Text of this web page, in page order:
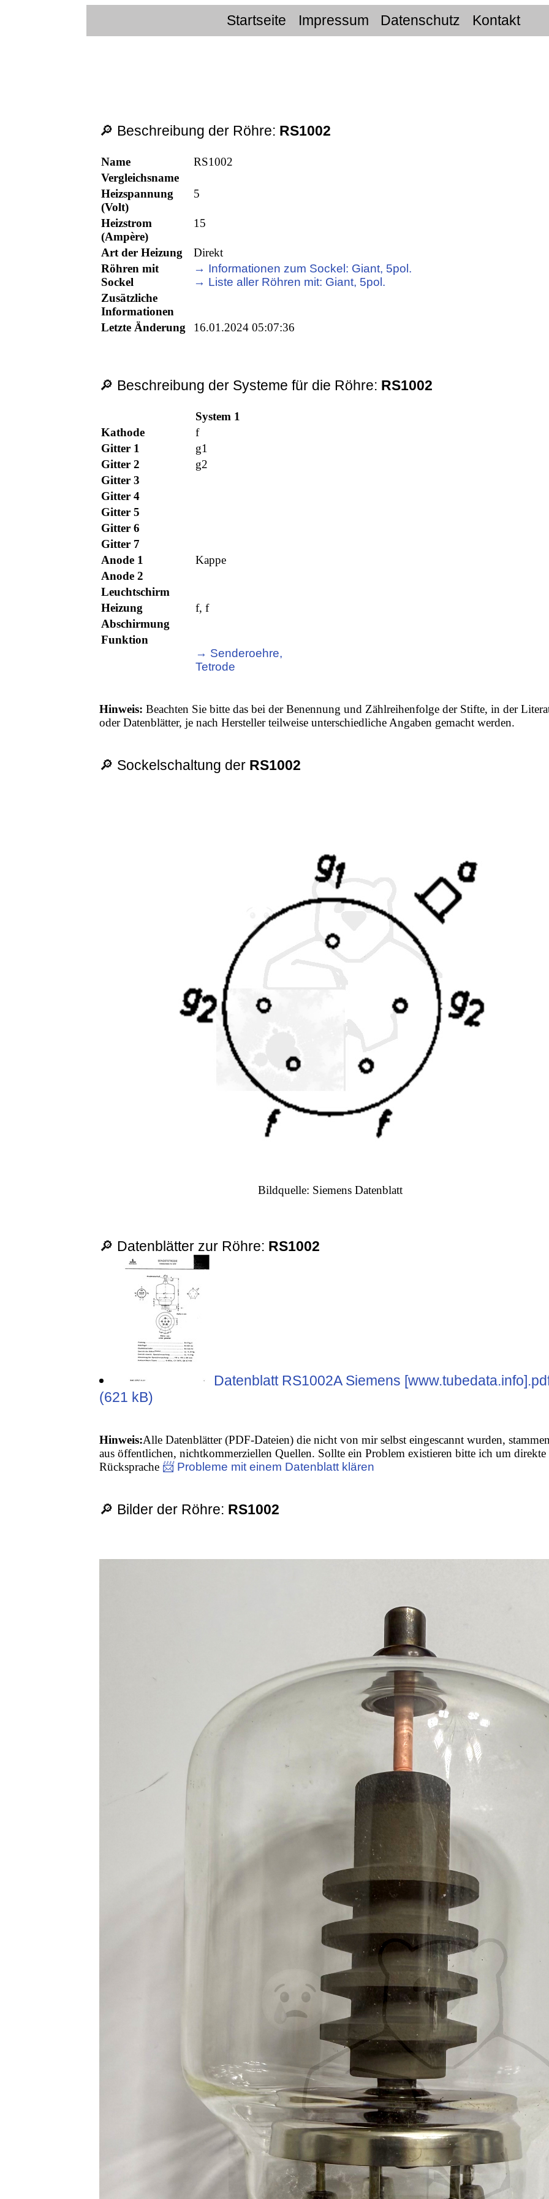
Startseite Impressum Datenschutz Kontakt
🔎 Beschreibung der Röhre: RS1002
Name
RS1002
Vergleichsname
Heizspannung
(Volt)
5
Heizstrom
(Ampère)
15
Art der Heizung
Direkt
Röhren mit
Sockel
→ Informationen zum Sockel: Giant, 5pol.
→ Liste aller Röhren mit: Giant, 5pol.
Zusätzliche
Informationen
Letzte Änderung
16.01.2024 05:07:36
🔎 Beschreibung der Systeme für die Röhre: RS1002
System 1
Kathode
f
Gitter 1
g1
Gitter 2
g2
Gitter 3
Gitter 4
Gitter 5
Gitter 6
Gitter 7
Anode 1
Kappe
Anode 2
Leuchtschirm
Heizung
f, f
Abschirmung
Funktion
→ Senderoehre,
Tetrode
Hinweis: Beachten Sie bitte das bei der Benennung und Zählreihenfolge der Stifte, in der
oder Datenblätter, je nach Hersteller teilweise unterschiedliche Angaben gemacht werden.
🔎 Sockelschaltung der RS1002
Bildquelle: Siemens Datenblatt
🔎 Datenblätter zur Röhre: RS1002
Datenblatt RS1002A Siemens
(621 kB)
Hinweis:Alle Datenblätter (PDF-Dateien) die nicht von mir selbst eingescannt wurden,
aus öffentlichen, nichtkommerziellen Quellen. Sollte ein Problem existieren bitte ich um direkte
Rücksprache 📨 Probleme mit einem Datenblatt klären
🔎 Bilder der Röhre: RS1002